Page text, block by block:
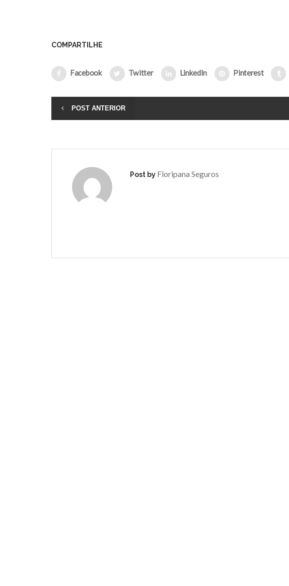
COMPARTILHE
Facebook Twitter LinkedIn Pinterest
POST ANTERIOR
Post by Floripana Seguros